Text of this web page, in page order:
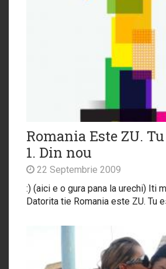
Romania Este ZU.
1. Din nou
22 Septembrie 2009
:) (aici e o gura pana la urechi) Iti
Datorita tie Romania este ZU. Tu